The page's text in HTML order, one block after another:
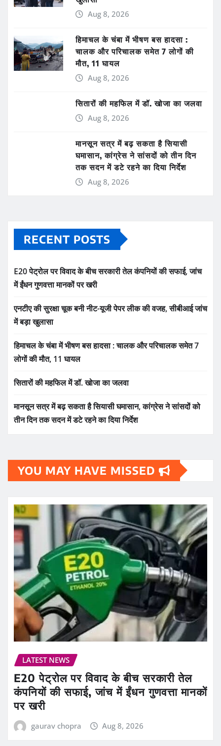
Aug 8, 2026
हिमाचल के चंबा में भीषण बस हादसा :
चालक और परिचालक समेत 7 लोगों की
मौत, 11 घायल
Aug 8, 2026
सितारों की महफिल में डॉ. खोजा का जलवा
Aug 8, 2026
मानसून सत्र में बढ़ सकता है सियासी
घमासान, कांग्रेस ने सांसदों को तीन दिन
तक सदन में डटे रहने का दिया निर्देश
Aug 8, 2026
RECENT POSTS
E20 पेट्रोल पर विवाद के बीच सरकारी तेल कंपनियों की सफाई, जांच
में ईंधन गुणवत्ता मानकों पर खरी
एनटीए की सुरक्षा चूक बनी नीट-यूजी पेपर लीक की वजह, सीबीआई जांच
में बड़ा खुलासा
हिमाचल के चंबा में भीषण बस हादसा : चालक और परिचालक समेत 7
लोगों की मौत, 11 घायल
सितारों की महफिल में डॉ. खोजा का जलवा
मानसून सत्र में बढ़ सकता है सियासी घमासान, कांग्रेस ने सांसदों को
तीन दिन तक सदन में डटे रहने का दिया निर्देश
YOU MAY HAVE MISSED
LATEST NEWS
E20 पेट्रोल पर विवाद के बीच सरकारी तेल
कंपनियों की सफाई, जांच में ईंधन गुणवत्ता मानकों
पर खरी
gaurav chopra Aug 8, 2026